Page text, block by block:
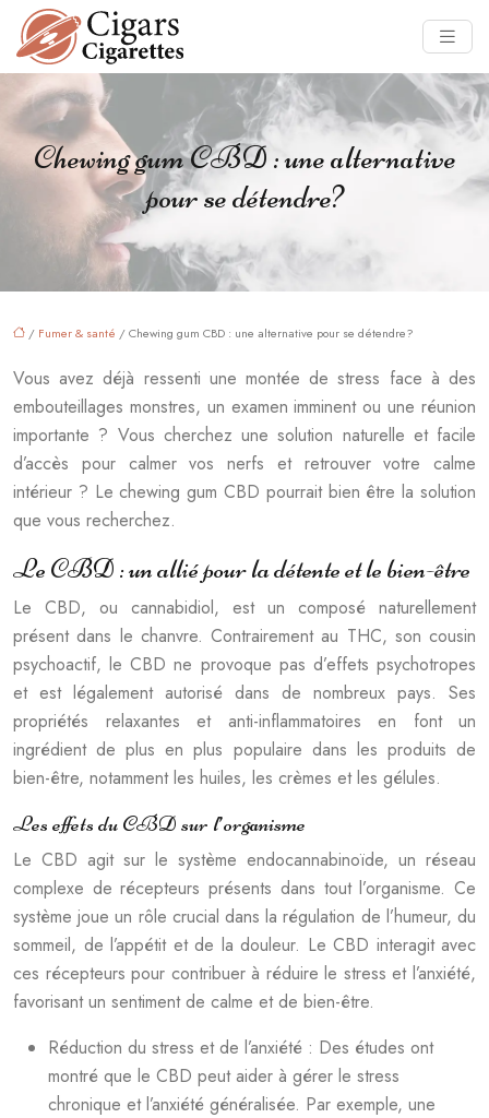
Chewing gum CBD : une alternative
pour se détendre?
/ Fumer & santé / Chewing gum CBD : une alternative pour se détendre?
Vous avez déjà ressenti une montée de stress face à des
embouteillages monstres, un examen imminent ou une réunion
importante ? Vous cherchez une solution naturelle et facile
d’accès pour calmer vos nerfs et retrouver votre calme
intérieur ? Le chewing gum CBD pourrait bien être la solution
que vous recherchez.
Le CBD : un allié pour la détente et le bien-être
Le CBD, ou cannabidiol, est un composé naturellement
présent dans le chanvre. Contrairement au THC, son cousin
psychoactif, le CBD ne provoque pas d’effets psychotropes
et est légalement autorisé dans de nombreux pays. Ses
propriétés relaxantes et anti-inflammatoires en font un
ingrédient de plus en plus populaire dans les produits de
bien-être, notamment les huiles, les crèmes et les gélules.
Les effets du CBD sur l’organisme
Le CBD agit sur le système endocannabinoïde, un réseau
complexe de récepteurs présents dans tout l’organisme. Ce
système joue un rôle crucial dans la régulation de l’humeur, du
sommeil, de l’appétit et de la douleur. Le CBD interagit avec
ces récepteurs pour contribuer à réduire le stress et l’anxiété,
favorisant un sentiment de calme et de bien-être.
Réduction du stress et de l’anxiété : Des études ont
montré que le CBD peut aider à gérer le stress
chronique et l’anxiété généralisée. Par exemple, une